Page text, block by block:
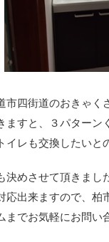
市四街道のおきゃく
ますと、３パターン
イレも交換したいと
決めさせて頂きまし
応出来ますので、
までお気軽にお問い